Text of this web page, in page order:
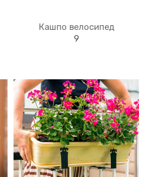
Кашпо велосипед
9